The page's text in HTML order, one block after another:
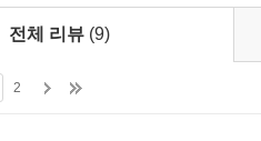
전되곤 하는 거절불안이라는
다. 아프리카 사바나에서 홀로
백만 년의 진화사는 우리 뇌에
록 우리 자신을 ‘자기가축화’시켰
전체 리뷰 (9)
2